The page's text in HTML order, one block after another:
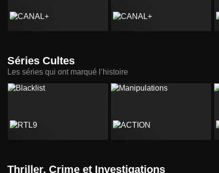
Séries Cultes
Les séries qui ont marqué l’histoire
Thriller, Crime et Investigations